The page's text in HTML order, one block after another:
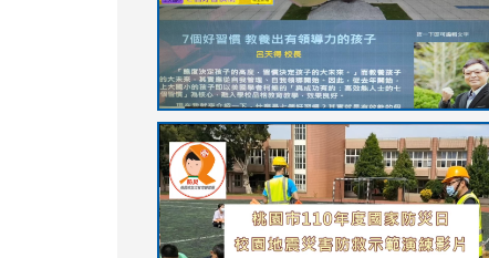
link
to
https://sites.google.com/stes.tyc.edu.tw/
link
to
https://drive.google.com/file/d/
usp=sharing
link
to
https://youtu.be/jJOMVWY3-
8M
link
to
https://drive.google.com/file/d/
usp=sharing